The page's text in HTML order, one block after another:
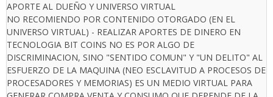
APORTE AL DUEÑO Y UNIVERSO VIRTUAL
NO RECOMIENDO POR CONTENIDO OTORGADO (EN EL
UNIVERSO VIRTUAL) - REALIZAR APORTES DE DINERO EN
TECNOLOGIA BIT COINS NO ES POR ALGO DE
DISCRIMINACION, SINO "SENTIDO COMUN" Y "UN DELITO" AL
ESFUERZO DE LA MAQUINA (NEO ESCLAVITUD A PROCESOS DE
PROCESADORES Y MEMORIAS) ES UN MEDIO VIRTUAL PARA